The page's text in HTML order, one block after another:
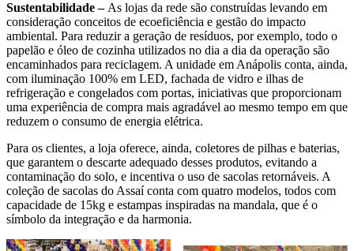
Sustentabilidade – As lojas da rede são construídas levando em
consideração conceitos de ecoeficiência e gestão do impacto
ambiental. Para reduzir a geração de resíduos, por exemplo, todo o
papelão e óleo de cozinha utilizados no dia a dia da operação são
encaminhados para reciclagem. A unidade em Anápolis conta, ainda,
com iluminação 100% em LED, fachada de vidro e ilhas de
refrigeração e congelados com portas, iniciativas que proporcionam
uma experiência de compra mais agradável ao mesmo tempo em que
reduzem o consumo de energia elétrica.
Para os clientes, a loja oferece, ainda, coletores de pilhas e baterias,
que garantem o descarte adequado desses produtos, evitando a
contaminação do solo, e incentiva o uso de sacolas retornáveis. A
coleção de sacolas do Assaí conta com quatro modelos, todos com
capacidade de 15kg e estampas inspiradas na mandala, que é o
símbolo da integração e da harmonia.